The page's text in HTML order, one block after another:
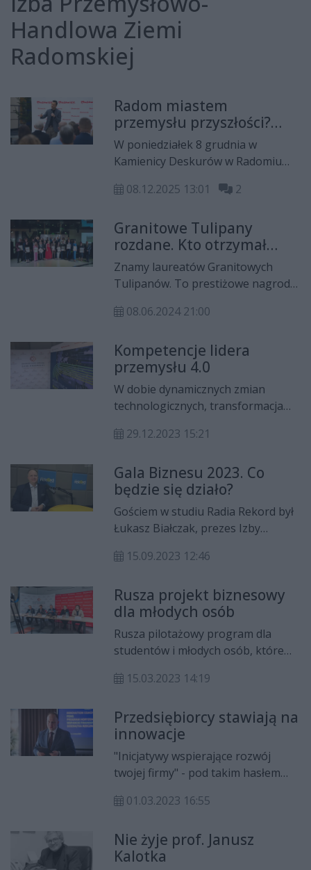
Handlowa Ziemi
Radomskiej
Radom miastem
przemysłu przyszłości?
Prawdziwa gratka dla
przedsiębiorców
W poniedziałek 8 grudnia w
Kamienicy Deskurów w Radomiu
Współpraca, Sukces - Radom w Sieci
zwieńczające projekt "Radom
miastem przemysłu przyszłości",
które było idealną okazją do tego,
by podsumować wszelkie działania
podjęte w ostatnich miesiącach.
08.12.2025 13:01 2
Granitowe Tulipany
rozdane. Kto otrzymał
nagrody?
Znamy laureatów Granitowych
Tulipanów. To prestiżowe nagrody
Przemysłowo-Handlową Ziemi
sześć firm.
08.06.2024 21:00
Kompetencje lidera
przemysłu 4.0
W dobie dynamicznych zmian
technologicznych, transformacja
elementem strategii biznesowych
W tym kontekście, rola liderów
staje się niezwykle istotna, aby
skutecznie prowadzić organizacje
przez erę cyfrowej rewolucji.
Zdolność do efektywnego
przewodzenia przez proces
tylko umiejętnością, ale wręcz
niezbędnym atutem w walce o
konkurencyjność i trwałość w erze
cyfrowej.
29.12.2023 15:21
Gala Biznesu 2023. Co
będzie się działo?
Gościem w studiu Radia Rekord był
Łukasz Białczak, prezes Izby
Radomskiej. Rozmawiała Wiktoria
15.09.2023 12:46
Rusza projekt biznesowy
dla młodych osób
Rusza pilotażowy program dla
studentów i młodych osób, które
biznes. Autorzy najlepszych
finansowe w wysokości 10 tys. zł.
15.03.2023 14:19
Przedsiębiorcy stawiają na
innowacje
"Inicjatywy wspierające rozwój
twojej firmy" - pod takim hasłem
przedsiębiorców w Hotelu
01.03.2023 16:55
Nie żyje prof. Janusz
Kalotka